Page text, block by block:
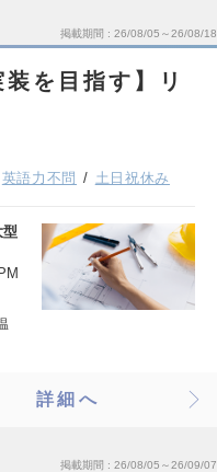
掲載期間 26/08/05～26/08/18
を目指す】リ
英語力不問 土日祝休み
詳細へ
掲載期間 26/08/05～26/09/07